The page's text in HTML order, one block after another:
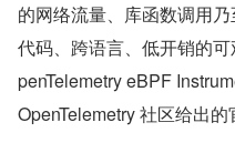
的网络流量、库函数调用
代码、跨语言、低开销的
penTelemetry eBPF
OpenTelemetry 社区给出的